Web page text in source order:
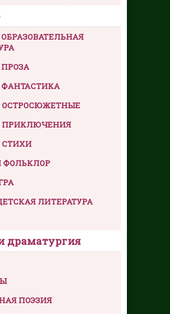
ОСТРОСЮЖЕТНЫЕ
ПРИКЛЮЧЕНИЯ
СТИХИ
ФОЛЬКЛОР
ЛИТЕРАТУРА
драматургия
ПОЭЗИЯ